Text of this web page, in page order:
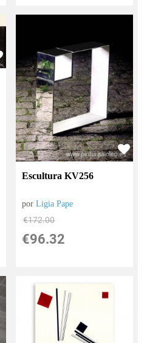
Escultura KV256
porLigia Pape
€172.00
€96.32